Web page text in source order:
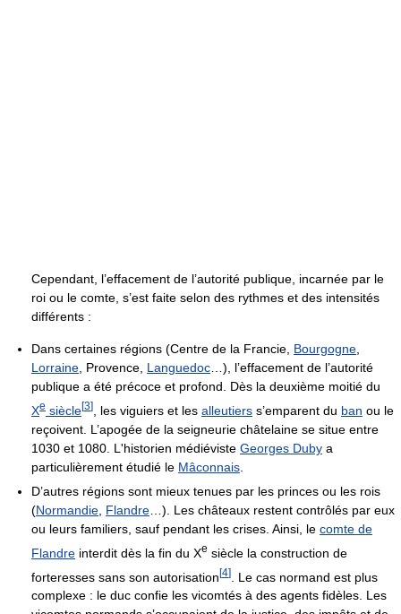
Cependant, l’effacement de l’autorité publique, incarnée par le
roi ou le comte, s’est faite selon des rythmes et des intensités
différents :
Dans certaines régions (Centre de la Francie, Bourgogne,
Lorraine, Provence, Languedoc…), l’effacement de l’autorité
publique a été précoce et profond. Dès la deuxième moitié du
Xe siècle[3] , les viguiers et les alleutiers s’emparent du ban ou le
reçoivent. L’apogée de la seigneurie châtelaine se situe entre
1030 et 1080. L'historien médiéviste Georges Duby a
particulièrement étudié le Mâconnais
D’autres régions sont mieux tenues par les princes ou les rois
(Normandie Flandre …). Les châteaux restent contrôlés par eux
ou leurs familiers, sauf pendant les crises. Ainsi, le comte de
Flandre interdit dès la fin du Xe siècle la construction de
forteresses sans son autorisation[4]
. Le cas normand est plus
complexe : le duc confie les vicomtés à des agents fidèles. Les